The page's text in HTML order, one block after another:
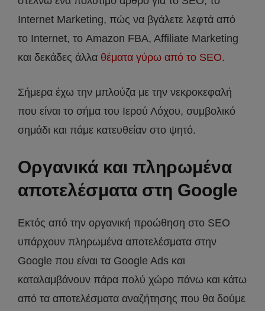
Internet Marketing, πώς να βγάλετε λεφτά από
το Internet, το Amazon FBA, Affiliate Marketing
και δεκάδες άλλα θέματα γύρω από το SEO.
Σήμερα έχω την μπλούζα με την νεκροκεφαλή
που είναι το σήμα του Ιερού Λόχου, συμβολικό
σημάδι και πάμε κατευθείαν στο ψητό.
Οργανικά και πληρωμένα
αποτελέσματα στη Google
Εκτός από την οργανική προώθηση στο SEO
υπάρχουν πληρωμένα αποτελέσματα στην
Google που είναι τα Google Ads και
καταλαμβάνουν πάρα πολύ χώρο πάνω και κάτω
από τα αποτελέσματα αναζήτησης που θα δούμε